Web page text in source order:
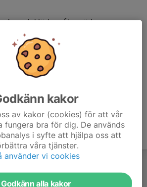
och kläder efter väder.
till träningen och svarar på
eller inte.
kakor
av kakor (cookies) för att vår
fungera bra för dig. De används
i syfte att hjälpa oss att
våra tjänster.
använder vi cookies
Godkänn alla kakor